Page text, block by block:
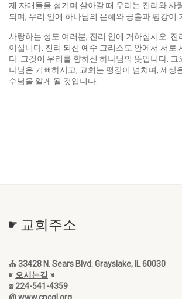
제 자매들을 섬기며 살아갈 때 우리는 진리와 사
되며, 우리 안에 하나님의 은혜와 긍휼과 평강이
사랑하는 성도 여러분, 진리 안에 거하십시오. 진
이십니다. 진리 되신 예수 그리스도 안에서 서로
다. 그것이 우리를 향하신 하나님의 뜻입니다. 그
나님은 기뻐하시고, 교회는 평강이 넘치며, 세상
수님을 알게 될 것입니다.
☛ 교회주소
⛪ 33428 N. Sears Blvd. Grayslake, IL 60030
☛ 오시는길 ☚
☎ 224-541-4359